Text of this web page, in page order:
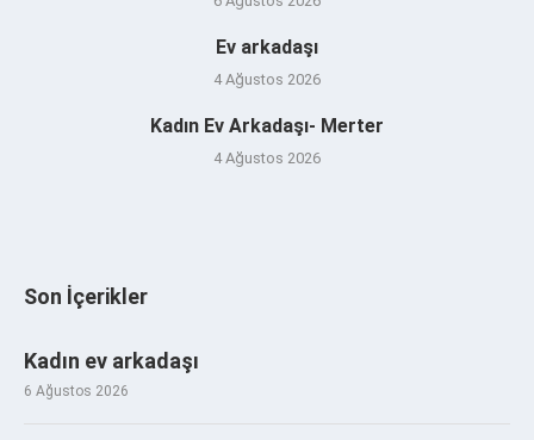
Ev arkadaşı
4 Ağustos 2026
Kadın Ev Arkadaşı- Merter
4 Ağustos 2026
Son İçerikler
Kadın ev arkadaşı
6 Ağustos 2026